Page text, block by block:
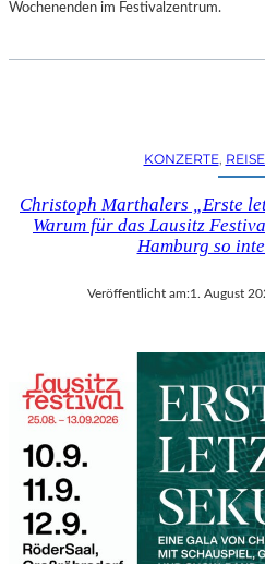
Wochenenden im Festivalzentrum.
KONZERTE,
Christoph Marthalers „Erste
Warum für das Lausitz
Hamburg so
Veröffentlicht am:1. August